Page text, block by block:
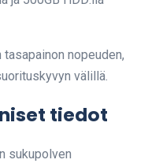
nopeuden,
välillä.
tiedot
sukupolven